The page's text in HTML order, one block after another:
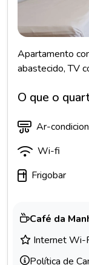
Apartamento
abastecido, TV
O que o
Ar-
Wi-fi
Frigobar
Café da
Internet Wi-
Política de